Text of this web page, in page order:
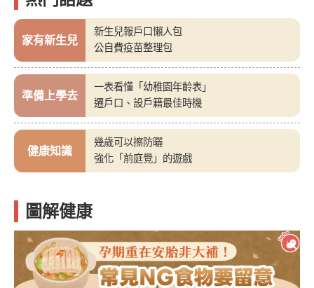
家有新生兒
新生兒報戶口懶人包
公自費疫苗整理包
準備上學去
一表看懂「幼稚園年齡表」
遷戶口、設戶籍最佳時機
健康知識
幾歲可以擦防曬
強化「前庭覺」的遊戲
圖解健康